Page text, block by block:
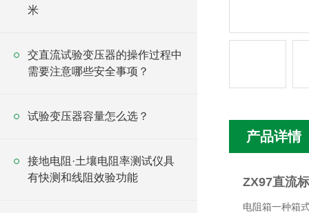
米
交直流试验变压器的操作过程中
需要注意哪些安全事项？
试验变压器容量怎么选？
接地电阻·土壤电阻率测试仪具
有快测和线阻效验功能
产品详情
ZX97直流
电阻箱一种箱